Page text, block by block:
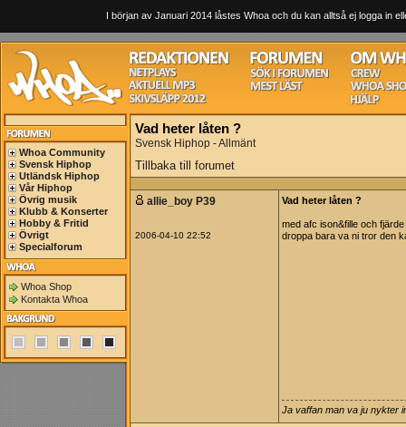
I början av Januari 2014 låstes Whoa och du kan alltså ej logga in
Whoa Community
Svensk Hiphop
Utländsk Hiphop
Vår Hiphop
Övrig musik
Klubb & Konserter
Hobby & Fritid
Övrigt
Specialforum
Whoa Shop
Kontakta Whoa
Vad heter låten ?
Svensk Hiphop - Allmänt
Tillbaka till forumet
allie_boy P39
2006-04-10 22:52
Vad heter låten ?
med afc ison&fille och
droppa bara va ni tror den
Ja vaffan man va ju nykter